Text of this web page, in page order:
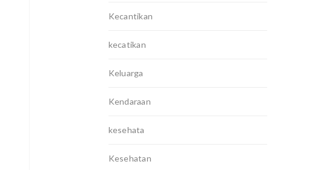
Kecantikan
kecatikan
Keluarga
Kendaraan
kesehata
Kesehatan